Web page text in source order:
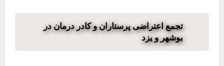
تجمع اعتراضی پرستاران و کادر درمان در
بوشهر و یزد